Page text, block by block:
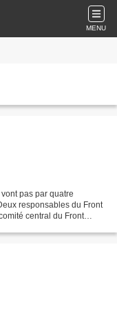
MENU
pas par quatre
responsables du Front
central du Front